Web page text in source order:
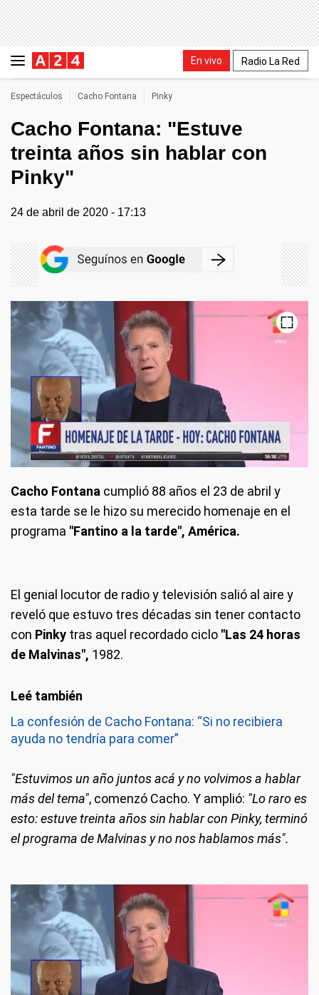
En vivo Radio La Red
Espectáculos Cacho Fontana Pinky
Cacho Fontana: "Estuve
treinta años sin hablar con
Pinky"
24 de abril de 2020 - 17:13
Cacho Fontana cumplió 88 años el 23 de abril y
esta tarde se le hizo su merecido homenaje en el
programa "Fantino a la tarde", América.
El genial locutor de radio y televisión salió al aire y
reveló que estuvo tres décadas sin tener contacto
con Pinky tras aquel recordado ciclo "Las 24 horas
de Malvinas", 1982.
La confesión de Cacho Fontana: “Si no recibiera
ayuda no tendría para comer”
"Estuvimos un año juntos acá y no volvimos a hablar
más del tema", comenzó Cacho. Y amplió: "Lo raro es
esto: estuve treinta años sin hablar con Pinky, terminó
el programa de Malvinas y no nos hablamos más".